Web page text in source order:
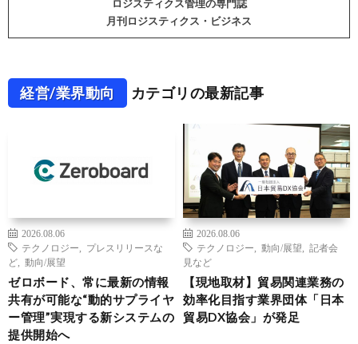
ロジスティクス管理の専門誌
月刊ロジスティクス・ビジネス
経営/業界動向 カテゴリの最新記事
2026.08.06
テクノロジー
プレスリリースな
ど
動向/展望
ゼロボード、常に最新の情報
共有が可能な“動的サプライヤ
ー管理”実現する新システムの
提供開始へ
2026.08.06
テクノロジー
動向/展望
記者会
見など
【現地取材】貿易関連業務の
効率化目指す業界団体「日本
貿易DX協会」が発足